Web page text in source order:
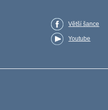
Větší šance
Youtube